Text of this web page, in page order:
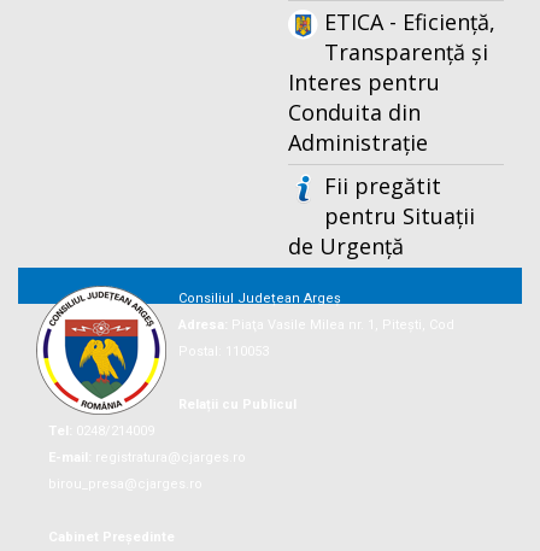
ETICA - Eficiență,
Transparență și
Interes pentru
Conduita din
Administrație
Fii pregătit
pentru Situații
de Urgență
Consiliul Județean Argeș